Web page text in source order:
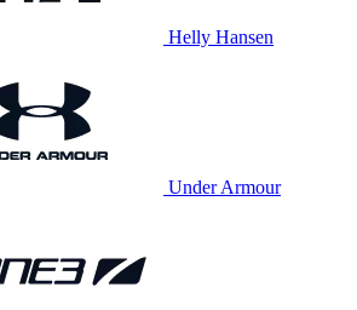
Helly Hansen
Under Armour